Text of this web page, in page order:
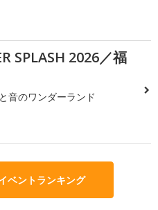
SPLASH 2026／福
音のワンダーランド
ベントランキング